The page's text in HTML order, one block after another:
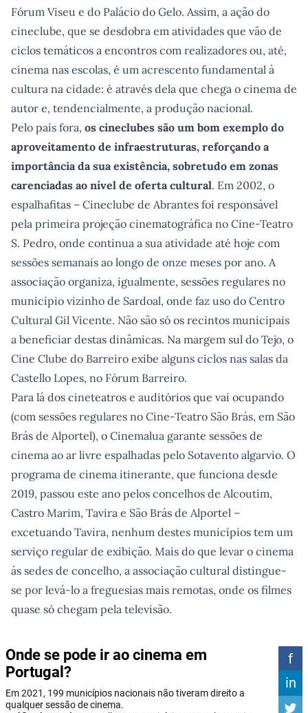
Fórum Viseu e do Palácio do Gelo. Assim, a ação do
cineclube, que se desdobra em atividades que vão de
ciclos temáticos a encontros com realizadores ou, até,
cinema nas escolas, é um acrescento fundamental à
cultura na cidade: é através dela que chega o cinema de
autor e, tendencialmente, a produção nacional.
Pelo país fora, os cineclubes são um bom exemplo do
aproveitamento de infraestruturas, reforçando a
importância da sua existência, sobretudo em zonas
carenciadas ao nível de oferta cultural. Em 2002, o
espalhafitas – Cineclube de Abrantes foi responsável
pela primeira projeção cinematográfica no Cine-Teatro
S. Pedro, onde continua a sua atividade até hoje com
sessões semanais ao longo de onze meses por ano. A
associação organiza, igualmente, sessões regulares no
município vizinho de Sardoal, onde faz uso do Centro
Cultural Gil Vicente. Não são só os recintos municipais
a beneficiar destas dinâmicas. Na margem sul do Tejo, o
Cine Clube do Barreiro exibe alguns ciclos nas salas da
Castello Lopes, no Fórum Barreiro.
Para lá dos cineteatros e auditórios que vai ocupando
(com sessões regulares no Cine-Teatro São Brás, em São
Brás de Alportel), o Cinemalua garante sessões de
cinema ao ar livre espalhadas pelo Sotavento algarvio. O
programa de cinema itinerante, que funciona desde
2019, passou este ano pelos concelhos de Alcoutim,
Castro Marim, Tavira e São Brás de Alportel –
excetuando Tavira, nenhum destes municípios tem um
serviço regular de exibição. Mais do que levar o cinema
às sedes de concelho, a associação cultural distingue-
se por levá-lo a freguesias mais remotas, onde os filmes
quase só chegam pela televisão.